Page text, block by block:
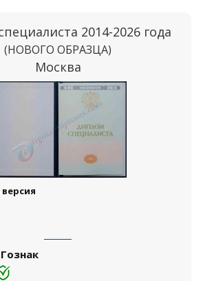
2014-2026 года
(НОВОГО ОБРАЗЦА)
Москва